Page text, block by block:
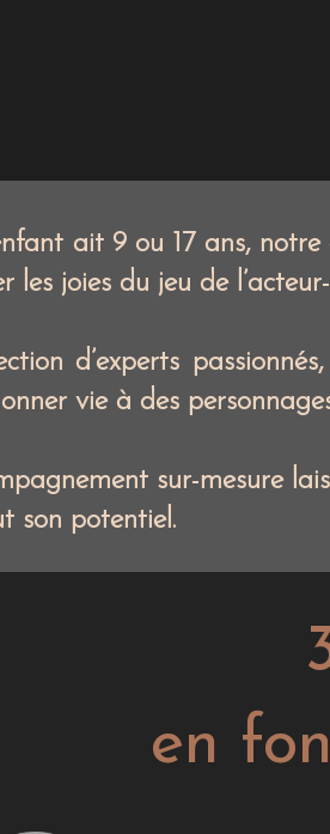
ait 9 ou 17 ans,
les joies du jeu de
d’experts
vie à des
sur-mesure
son potentiel.
en